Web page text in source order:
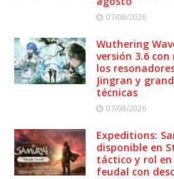
07/08/2026
Wuthering
versión 3.6
los
Jingran y
técnicas
07/08/2026
Expeditions:
disponible en
táctico y rol en
feudal con